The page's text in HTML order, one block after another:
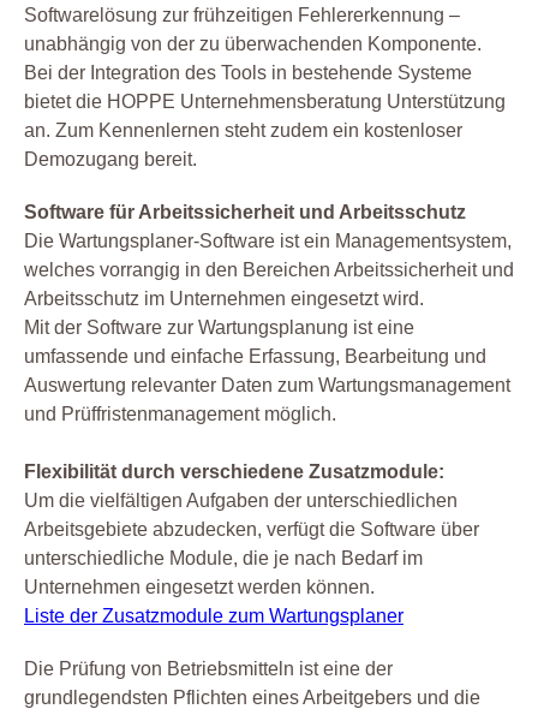
Softwarelösung zur frühzeitigen Fehlererkennung –
unabhängig von der zu überwachenden Komponente.
Bei der Integration des Tools in bestehende Systeme
bietet die HOPPE Unternehmensberatung Unterstützung
an. Zum Kennenlernen steht zudem ein kostenloser
Demozugang bereit.
Software für Arbeitssicherheit und Arbeitsschutz
Die Wartungsplaner-Software ist ein Managementsystem,
welches vorrangig in den Bereichen Arbeitssicherheit und
Arbeitsschutz im Unternehmen eingesetzt wird.
Mit der Software zur Wartungsplanung ist eine
umfassende und einfache Erfassung, Bearbeitung und
Auswertung relevanter Daten zum Wartungsmanagement
und Prüffristenmanagement möglich.
Flexibilität durch verschiedene Zusatzmodule:
Um die vielfältigen Aufgaben der unterschiedlichen
Arbeitsgebiete abzudecken, verfügt die Software über
unterschiedliche Module, die je nach Bedarf im
Unternehmen eingesetzt werden können.
Liste der Zusatzmodule zum Wartungsplaner
Die Prüfung von Betriebsmitteln ist eine der
grundlegendsten Pflichten eines Arbeitgebers und die